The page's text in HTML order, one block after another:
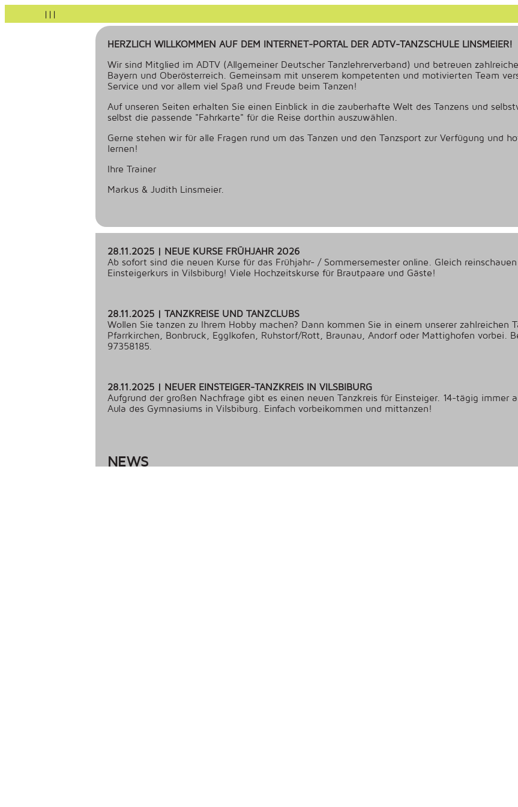
|||
HERZLICH WILLKOMMEN AUF DEM INTERNET-PORTAL DER ADTV-TANZSCHULE LINSMEIER!
Wir sind Mitglied im ADTV (Allgemeiner Deutscher Tanzlehrerverband) und betreuen
Bayern und Oberösterreich. Gemeinsam mit unserem kompetenten und motivierten Team
Service und vor allem viel Spaß und Freude beim Tanzen!
Auf unseren Seiten erhalten Sie einen Einblick in die zauberhafte Welt des Tanzens und
selbst die passende "Fahrkarte" für die Reise dorthin auszuwählen.
Gerne stehen wir für alle Fragen rund um das Tanzen und den Tanzsport zur Verfügung und
lernen!
Ihre Trainer
Markus & Judith Linsmeier.
28.11.2025 | NEUE KURSE FRÜHJAHR 2026
Ab sofort sind die neuen Kurse für das Frühjahr- / Sommersemester online. Gleich
Einsteigerkurs in Vilsbiburg! Viele Hochzeitskurse für Brautpaare und Gäste!
28.11.2025 | TANZKREISE UND TANZCLUBS
Wollen Sie tanzen zu Ihrem Hobby machen? Dann kommen Sie in einem unserer zahlreichen
Pfarrkirchen, Bonbruck, Egglkofen, Ruhstorf/Rott, Braunau, Andorf oder Mattighofen vorbei.
97358185.
28.11.2025 | NEUER EINSTEIGER-TANZKREIS IN VILSBIBURG
Aufgrund der großen Nachfrage gibt es einen neuen Tanzkreis für Einsteiger. 14-tägig immer
Aula des Gymnasiums in Vilsbiburg. Einfach vorbeikommen und mittanzen!
NEWS